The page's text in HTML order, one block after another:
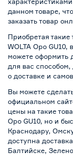
данном товаре,
заказать товар
Приобретая
WOLTA Оро GU10,
можете оформить
для вас
о доставке и
Вы можете
официальном
цены на такие
Оро GU10, но и
Краснодару,
доступна
Балтийске,